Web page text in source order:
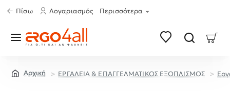
Πίσω Λογαριασμός Περισσότερα
ΕΡΓΑΛΕΙΑ & ΕΠΑΓΓΕΛΜΑΤΙΚΟΣ ΕΞΟΠΛΙΣΜΟΣ